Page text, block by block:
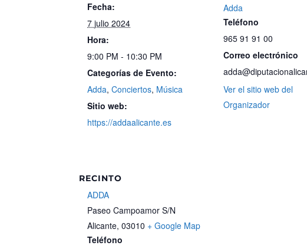
Fecha:
7 julio 2024
Hora:
9:00 PM - 10:30 PM
Categorías de Evento:
Adda,Conciertos, Música
Sitio web:
https://addaalicante.es
Adda
Teléfono
965 91 91 00
Correo electrónico
Ver el sitio web del
Organizador
RECINTO
ADDA
Paseo Campoamor S/N
Alicante, 03010 + Google Map
Teléfono